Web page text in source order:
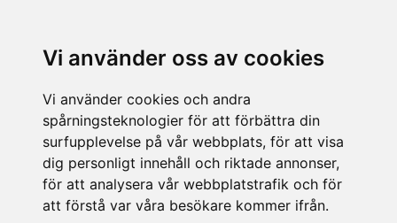
Vi använder oss av cookies
Vi använder cookies och andra
spårningsteknologier för att förbättra din
surfupplevelse på vår webbplats, för att visa
dig personligt innehåll och riktade annonser,
för att analysera vår webbplatstrafik och för
att förstå var våra besökare kommer ifrån.